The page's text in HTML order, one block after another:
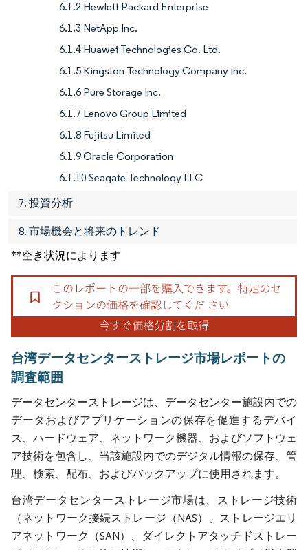
6.1.2 Hewlett Packard Enterprise
6.1.3 NetApp Inc.
6.1.4 Huawei Technologies Co. Ltd.
6.1.5 Kingston Technology Company Inc.
6.1.6 Pure Storage Inc.
6.1.7 Lenovo Group Limited
6.1.8 Fujitsu Limited
6.1.9 Oracle Corporation
6.1.10 Seagate Technology LLC
7. 投資分析
8. 市場機会と将来のトレンド
**空き状況によります
台湾データセンターストレージ市場レポートの
調査範囲
データセンターストレージは、データセンター施設内での
データおよびアプリケーションの保存を促進するデバイ
ス、ハードウェア、ネットワーク機器、およびソフトウェ
ア技術を包含し、当該施設内でのデジタル情報の保存、管
理、検索、配布、およびバックアップに使用されます。
台湾データセンターストレージ市場は、ストレージ技術
（ネットワーク接続ストレージ（NAS）、ストレージエリ
アネットワーク（SAN）、ダイレクトアタッチドストレー